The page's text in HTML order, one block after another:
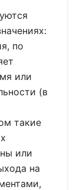
по
или
(в
такие
или
на